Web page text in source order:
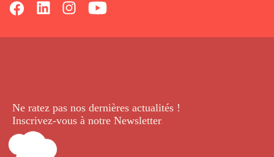
Ne ratez pas nos dernières actualités !
Inscrivez-vous à notre Newsletter.